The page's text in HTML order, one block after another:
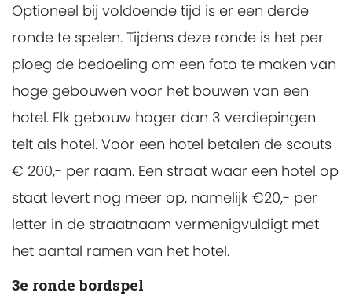
Optioneel bij voldoende tijd is er een derde
ronde te spelen. Tijdens deze ronde is het per
ploeg de bedoeling om een foto te maken van
hoge gebouwen voor het bouwen van een
hotel. Elk gebouw hoger dan 3 verdiepingen
telt als hotel. Voor een hotel betalen de scouts
€ 200,- per raam. Een straat waar een hotel op
staat levert nog meer op, namelijk €20,- per
letter in de straatnaam vermenigvuldigt met
het aantal ramen van het hotel.
3e ronde bordspel